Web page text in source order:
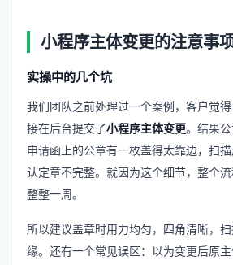
小程序主体变更的注意事
实操中的几个坑
我们团队之前处理过一个案例，客户觉
接在后台提交了小程序主体变更。结果
申请函上的公章有一枚盖得太靠边，扫
认定章不完整。就因为这个细节，整个
整整一周。
所以建议盖章时用力均匀，四角清晰，
缘。还有一个常见误区：以为变更后原